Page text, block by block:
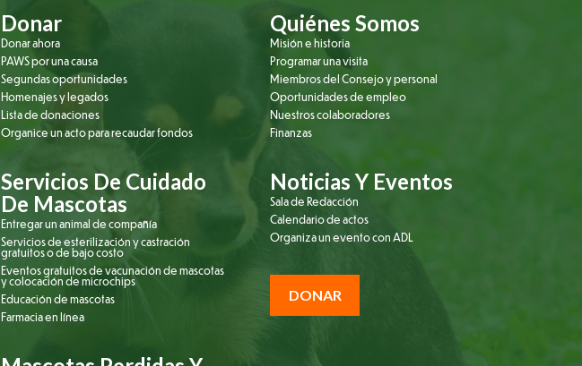
Donar
Donar ahora
PAWS por una causa
Segundas oportunidades
Homenajes y legados
Lista de donaciones
Organice un acto para recaudar fondos
Servicios De Cuidado
De Mascotas
Entregar un animal de compañía
Servicios de esterilización y castración
gratuitos o de bajo costo
Eventos gratuitos de vacunación de mascotas
y colocación de microchips
Educación de mascotas
Farmacia en línea
Quiénes Somos
Misión e historia
Programar una visita
Miembros del Consejo y personal
Oportunidades de empleo
Nuestros colaboradores
Finanzas
Noticias Y Eventos
Sala de Redacción
Calendario de actos
Organiza un evento con ADL
DONAR